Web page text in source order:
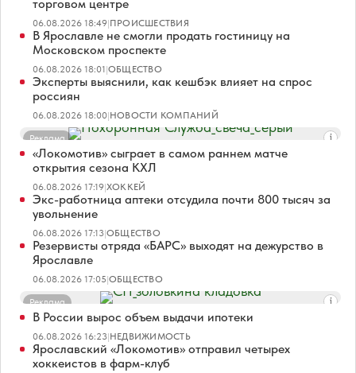
торговом центре
06.08.2026 18:49|ПРОИСШЕСТВИЯ
В Ярославле не смогли продать гостиницу на
Московском проспекте
06.08.2026 18:01|ОБЩЕСТВО
Эксперты выяснили, как кешбэк влияет на спрос
россиян
06.08.2026 18:00|НОВОСТИ КОМПАНИЙ
Реклама
«Локомотив» сыграет в самом раннем матче
открытия сезона КХЛ
06.08.2026 17:19|ХОККЕЙ
Экс-работница аптеки отсудила почти 800 тысяч за
увольнение
06.08.2026 17:13|ОБЩЕСТВО
Резервисты отряда «БАРС» выходят на дежурство в
Ярославле
06.08.2026 17:05|ОБЩЕСТВО
Реклама
В России вырос объем выдачи ипотеки
06.08.2026 16:23|НЕДВИЖИМОСТЬ
Ярославский «Локомотив» отправил четырех
хоккеистов в фарм-клуб